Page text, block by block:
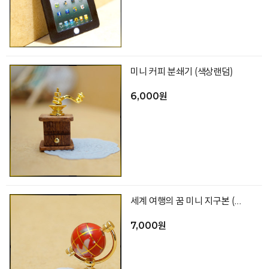
미니 커피 분쇄기 (색상랜덤)
6,000원
세계 여행의 꿈 미니 지구본 (색상랜덤)
7,000원